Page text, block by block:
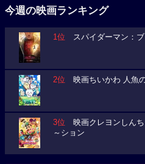
今週の映画ランキング
1位 スパイダーマン：ブ
2位 映画ちいかわ 人魚
3位 映画クレヨンしん
～ション